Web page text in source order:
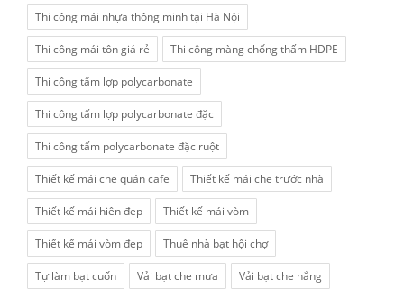
Thi công mái nhựa thông minh tại Hà Nội
Thi công mái tôn giá rẻ Thi công màng chống thấm HDPE
Thi công tấm lợp polycarbonate
Thi công tấm lợp polycarbonate đặc
Thi công tấm polycarbonate đặc ruột
Thiết kế mái che quán cafe Thiết kế mái che trước nhà
Thiết kế mái hiên đẹp Thiết kế mái vòm
Thiết kế mái vòm đẹp Thuê nhà bạt hội chợ
Tự làm bạt cuốn Vải bạt che mưa Vải bạt che nắng